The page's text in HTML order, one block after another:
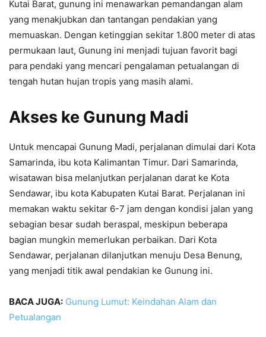
Kutai Barat, gunung ini menawarkan pemandangan alam
yang menakjubkan dan tantangan pendakian yang
memuaskan. Dengan ketinggian sekitar 1.800 meter di atas
permukaan laut, Gunung ini menjadi tujuan favorit bagi
para pendaki yang mencari pengalaman petualangan di
tengah hutan hujan tropis yang masih alami.
Akses ke Gunung Madi
Untuk mencapai Gunung Madi, perjalanan dimulai dari Kota
Samarinda, ibu kota Kalimantan Timur. Dari Samarinda,
wisatawan bisa melanjutkan perjalanan darat ke Kota
Sendawar, ibu kota Kabupaten Kutai Barat. Perjalanan ini
memakan waktu sekitar 6-7 jam dengan kondisi jalan yang
sebagian besar sudah beraspal, meskipun beberapa
bagian mungkin memerlukan perbaikan. Dari Kota
Sendawar, perjalanan dilanjutkan menuju Desa Benung,
yang menjadi titik awal pendakian ke Gunung ini.
BACA JUGA: Gunung Lumut: Keindahan Alam dan
Petualangan